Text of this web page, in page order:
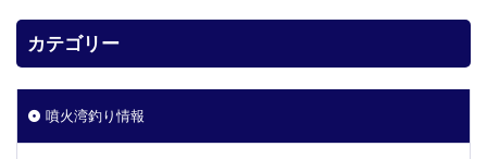
カテゴリー
噴火湾釣り情報